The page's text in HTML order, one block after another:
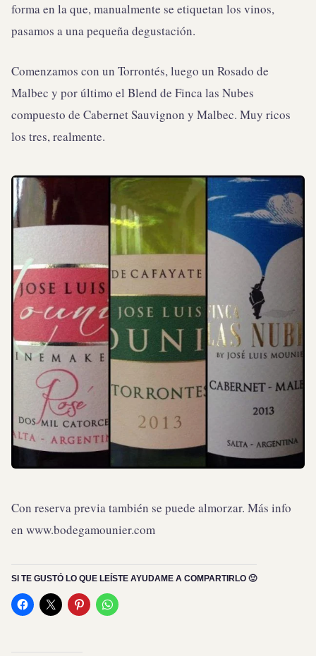
forma en la que, manualmente se etiquetan los vinos,
pasamos a una pequeña degustación.
Comenzamos con un Torrontés, luego un Rosado de
Malbec y por último el Blend de Finca las Nubes
compuesto de Cabernet Sauvignon y Malbec. Muy ricos
los tres, realmente.
Con reserva previa también se puede almorzar. Más info
en www.bodegamounier.com
SI TE GUSTÓ LO QUE LEÍSTE AYUDAME A COMPARTIRLO 🙂